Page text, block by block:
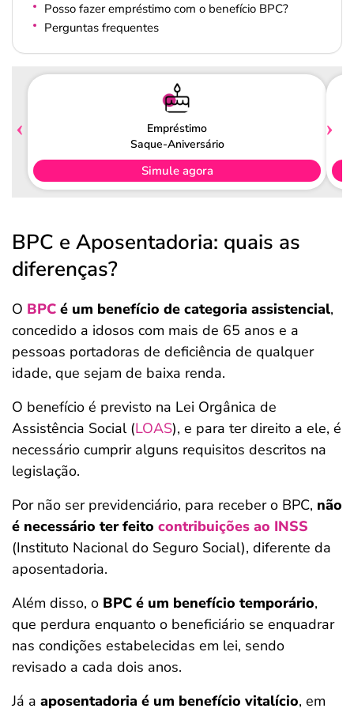
Posso fazer empréstimo com o benefício BPC?
Perguntas frequentes
Empréstimo
Saque-Aniversário
Simule agora
BPC e Aposentadoria: quais as
diferenças?
O BPC é um benefício de categoria assistencial,
concedido a idosos com mais de 65 anos e a
pessoas portadoras de deficiência de qualquer
idade, que sejam de baixa renda.
O benefício é previsto na Lei Orgânica de
Assistência Social (LOAS), e para ter direito a ele, é
necessário cumprir alguns requisitos descritos na
legislação.
Por não ser previdenciário, para receber o BPC, não
é necessário ter feito contribuições ao INSS
(Instituto Nacional do Seguro Social), diferente da
aposentadoria.
Além disso, o BPC é um benefício temporário,
que perdura enquanto o beneficiário se enquadrar
nas condições estabelecidas em lei, sendo
revisado a cada dois anos.
Já a aposentadoria é um benefício vitalício, em